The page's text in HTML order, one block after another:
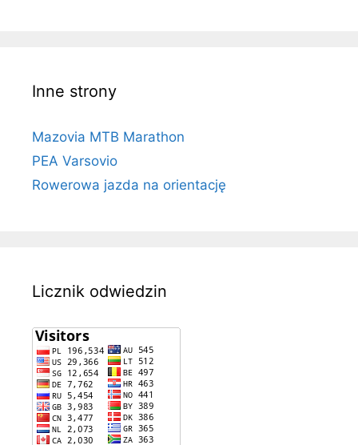
Inne strony
Mazovia MTB Marathon
PEA Varsovio
Rowerowa jazda na orientację
Licznik odwiedzin